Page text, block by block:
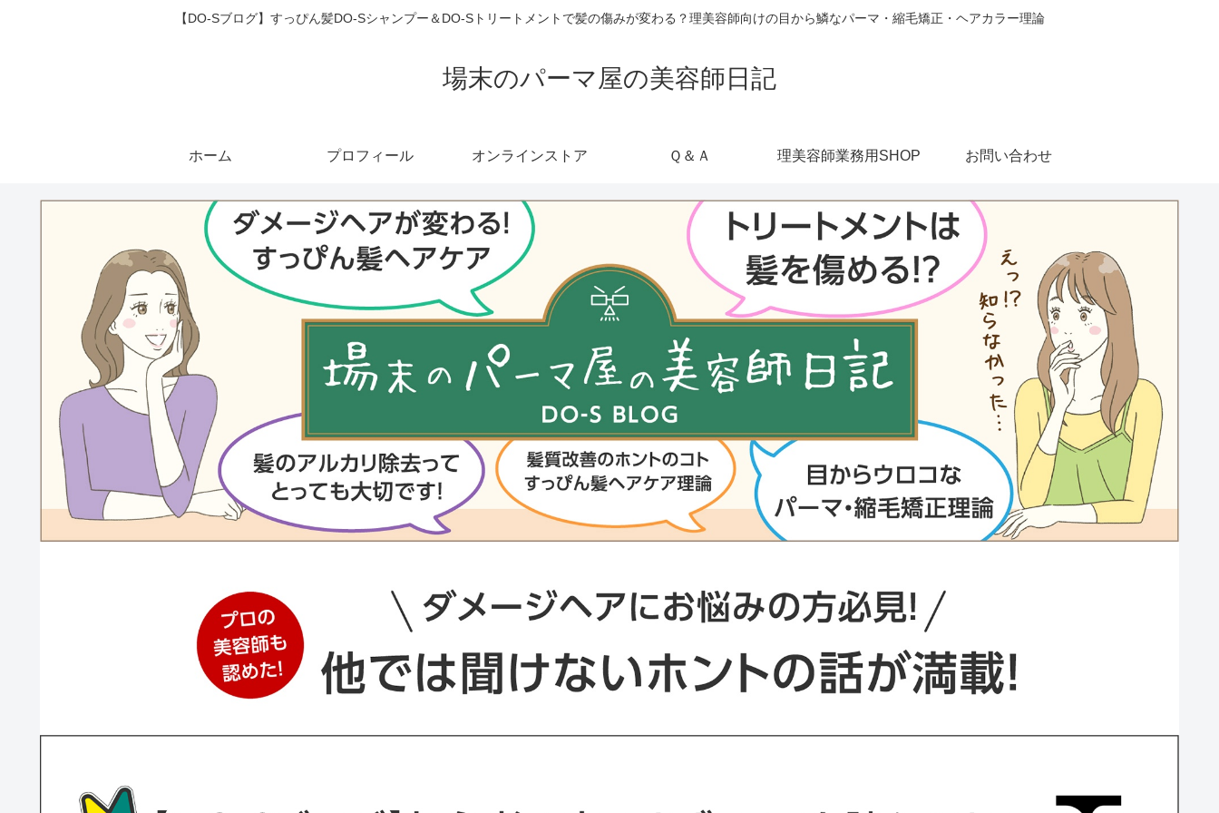
【DO-Sブログ】すっぴん髪DO-Sシャンプー＆DO-Sトリートメントで髪の傷みが変わる？理美容師向けの目から鱗なパーマ・縮毛矯正・ヘアカラー理論
場末のパーマ屋の美容師日記
ホーム プロフィール オンラインストア Ｑ＆Ａ 理美容師業務用SHOP お問い合わせ